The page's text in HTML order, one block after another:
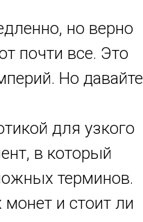
но верно
почти все. Это
Но давайте
для узкого
в который
терминов.
и стоит ли